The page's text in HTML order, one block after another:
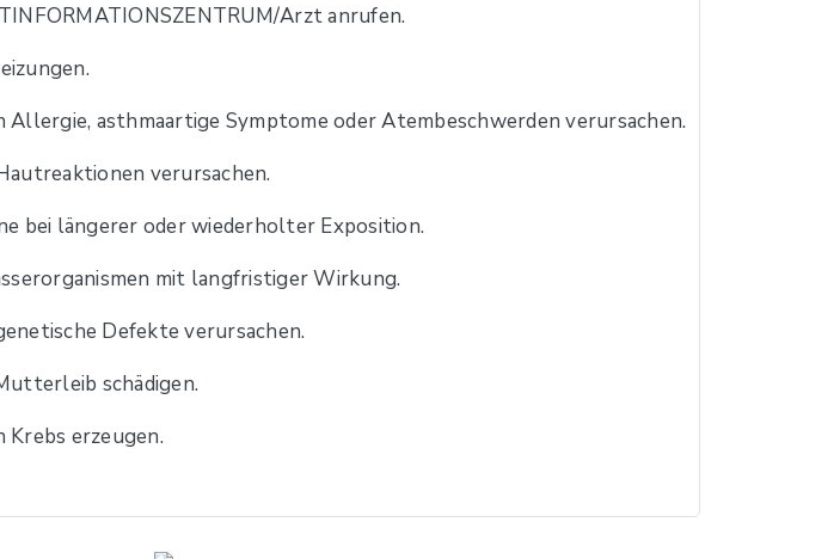
Arzt anrufen.
Allergie, asthmaartige Symptome oder Atembeschwerden verursachen.
verursachen.
bei längerer oder wiederholter Exposition.
mit langfristiger Wirkung.
Defekte verursachen.
schädigen.
Krebs erzeugen.